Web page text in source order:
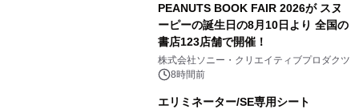
PEANUTS BOOK FAIR 2026が スヌ
ーピーの誕生日の8月10日より 全国の
書店123店舗で開催！
株式会社ソニー・クリエイティブプロダクツ
8時間前
エリミネーター/SE専用シート